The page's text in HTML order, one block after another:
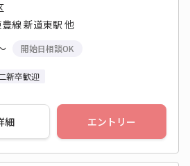
線 新道東駅 他
開始日相談OK
新卒歓迎
細 エントリー